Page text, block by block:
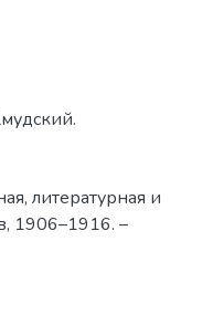
литературная и
1906–1916. –